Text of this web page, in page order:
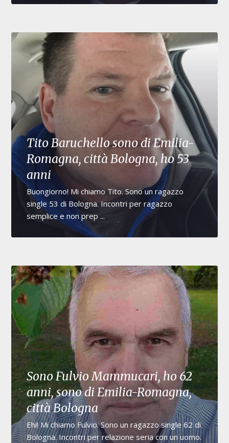
Tito Baruchello sono di Emilia-
Romagna, città Bologna, ho 53
anni
Buongiorno! Mi chiamo Tito. Sono un ragazzo
single 53 di Bologna. Incontri per ragazzo
semplice e non prep ...
Sono Fulvio Mammucari, ho 62
anni, sono di Emilia-Romagna,
città Bologna
Ehi! Mi chiamo Fulvio. Sono un ragazzo single 62 di
Bologna. Incontri per relazione seria con un uomo.